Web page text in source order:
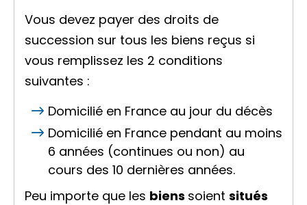
Vous devez payer des droits de
succession sur tous les biens reçus si
vous remplissez les 2 conditions
suivantes :
Domicilié en France au jour du décès
Domicilié en France pendant au moins
6 années (continues ou non) au
cours des 10 dernières années.
Peu importe que les biens soient situés